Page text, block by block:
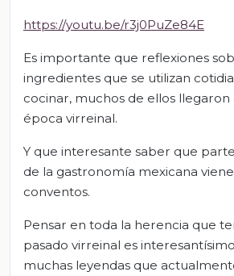
https://youtu.be/r3j0PuZe84E
Es importante que reflexiones
ingredientes que se utilizan
cocinar, muchos de ellos llegaron
época virreinal.
Y que interesante saber que
de la gastronomía mexicana
conventos.
Pensar en toda la herencia que
pasado virreinal es
muchas leyendas que